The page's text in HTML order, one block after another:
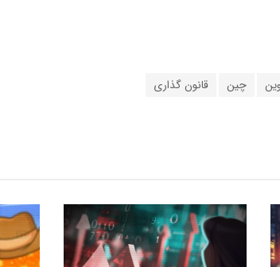
چین قانون گذاری